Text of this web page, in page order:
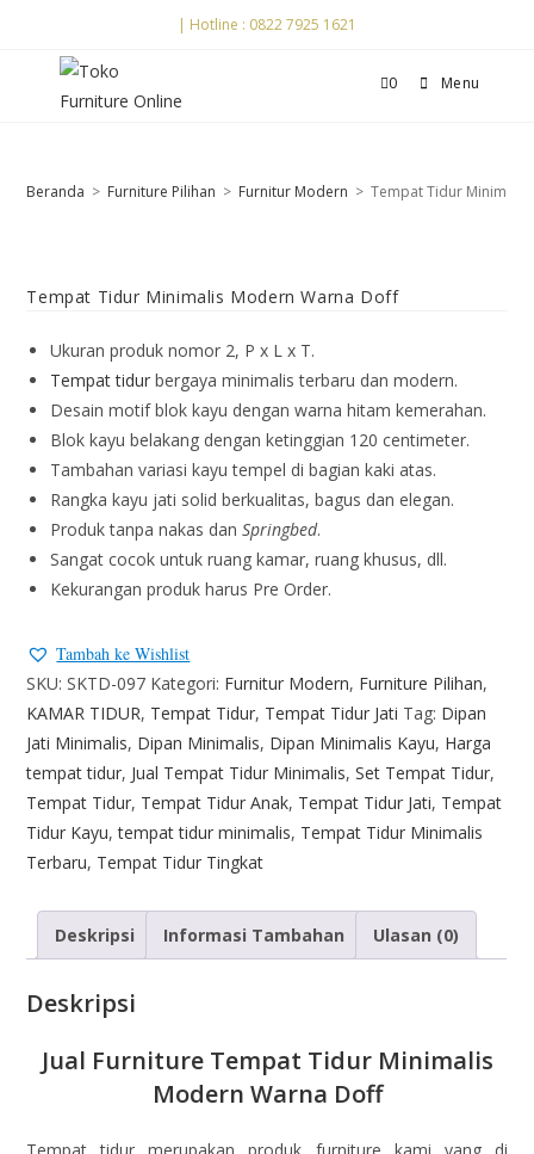
| Hotline : 0822 7925 1621
0 Menu
Beranda > Furniture Pilihan > Furnitur Modern > Tempat Tidur
Tempat Tidur Minimalis Modern Warna Doff
Ukuran produk nomor 2, P x L x T.
Tempat tidur bergaya minimalis terbaru dan modern.
Desain motif blok kayu dengan warna hitam kemerahan.
Blok kayu belakang dengan ketinggian 120 centimeter.
Tambahan variasi kayu tempel di bagian kaki atas.
Rangka kayu jati solid berkualitas, bagus dan elegan.
Produk tanpa nakas danSpringbed.
Sangat cocok untuk ruang kamar, ruang khusus, dll.
Kekurangan produk harus Pre Order.
Tambah ke Wishlist
SKU:SKTD-097 Kategori: Furnitur Modern, Furniture Pilihan,
KAMAR TIDUR, Tempat Tidur, Tempat Tidur Jati Tag: Dipan
Jati Minimalis, Dipan Minimalis, Dipan Minimalis Kayu, Harga
tempat tidur, Jual Tempat Tidur Minimalis,Set Tempat Tidur,
Tempat Tidur, Tempat Tidur Anak, Tempat Tidur Jati, Tempat
Tidur Kayu,tempat tidur minimalis, Tempat Tidur Minimalis
Terbaru, Tempat Tidur Tingkat
Deskripsi Informasi Tambahan Ulasan (0)
Deskripsi
Jual Furniture Tempat Tidur Minimalis
Modern Warna Doff
Tempat tidur merupakan produk furniture kami yang di